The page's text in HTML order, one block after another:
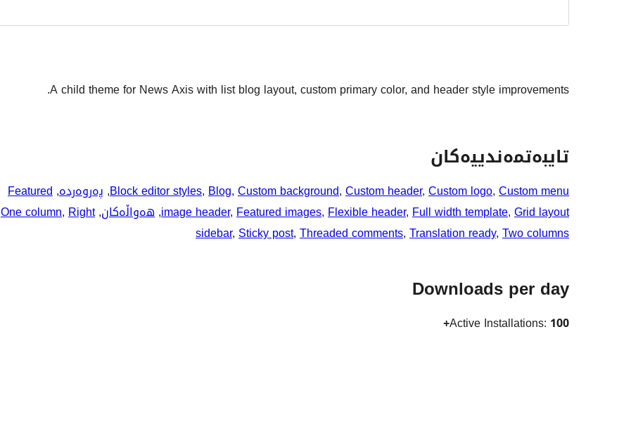
A child theme for News Axis with list blog layout, custom primary color, and header style improvements.
تایبەتمەندییەکان
Block editor styles, Blog, Custom background, Custom header, Custom logo, Custom menu
, پەروەردە,
Featured
image header, Featured images, Flexible header, Full width template, Grid layout
, هەواڵەکان,
One column, Right
sidebar, Sticky post, Threaded comments, Translation ready, Two columns
Downloads per day
Active Installations: 100+